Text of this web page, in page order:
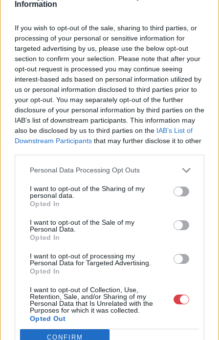
Information
If you wish to opt-out of the sale, sharing to third parties, or
processing of your personal or sensitive information for
targeted advertising by us, please use the below opt-out
section to confirm your selection. Please note that after your
opt-out request is processed you may continue seeing
interest-based ads based on personal information utilized by
us or personal information disclosed to third parties prior to
your opt-out. You may separately opt-out of the further
disclosure of your personal information by third parties on the
IAB’s list of downstream participants. This information may
also be disclosed by us to third parties on the IAB’s List of
Downstream Participants that may further disclose it to other
Personal Data Processing Opt Outs
I want to opt-out of the Sharing of my
personal data.
Opted In
I want to opt-out of the Sale of my
Personal Data.
Opted In
I want to opt-out of processing my
Personal Data for Targeted Advertising.
Opted In
I want to opt-out of Collection, Use,
Retention, Sale, and/or Sharing of my
Personal Data that Is Unrelated with the
Purposes for which it was collected.
Opted Out
CONFIRM
ívelt szélhajtásokkal, díszfestéssel, 1885-1890
Kategória: Porcelán, kerámia
Kikiáltási ár:65 000Ft
Aukció adatai
Karácsonyi és Zsolnay Aukció
Aukció dátuma: 2025.12.12
Aukció ideje: 18:00
Aukció helye: Öttevény, Földváry Kastély
Eladó: Földváry Aukciósház
https://foldvaryaukcio.hu/
GALÉRIA TOVÁBBI MŰTÁRGYAI
KAPCSOLÓDÓ MŰTÁRGYAK